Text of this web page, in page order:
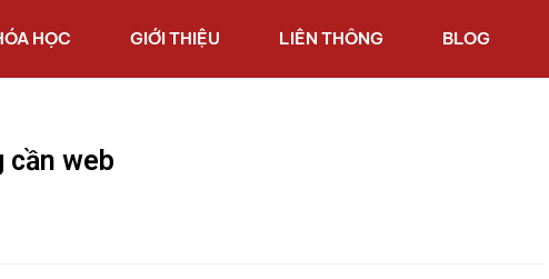
HỌC GIỚI THIỆU LIÊN THÔNG BLOG
cần web